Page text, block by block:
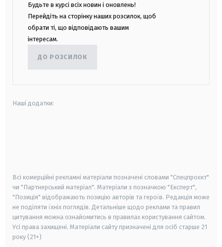
Будьте в курсі всіх новин і оновлень!
Перейдіть на сторінку наших розсилок, щоб
обрати ті, що відповідають вашим
інтересам.
ДО РОЗСИЛОК
Наші додатки:
Всі комерційні рекламні матеріали позначені словами "Спецпроєкт"
чи "Партнерський матеріал". Матеріали з позначкою "Експерт",
"Позиція" відображають позицію авторів та героїв. Редакція може
не поділяти їхніх поглядів. Детальніше щодо реклами та правил
цитування можна ознайомитись в правилах користування сайтом.
Усі права захищені. Матеріали сайту призначені для осіб старше 21
року (21+)